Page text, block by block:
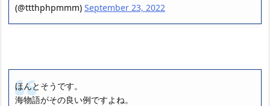
(@ttthphpmmm) September 23, 2022
ほんとそうです。
海物語がその良い例ですよね。